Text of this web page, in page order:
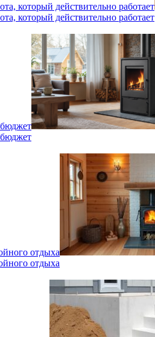
который действительно работает
который действительно работает
отдыха
отдыха